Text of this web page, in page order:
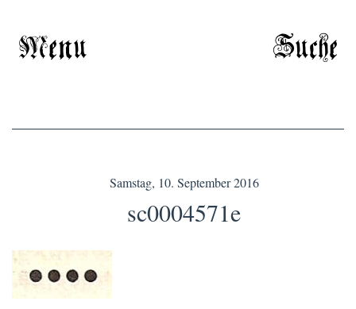
Menu Suche
Samstag, 10. September 2016
sc0004571e